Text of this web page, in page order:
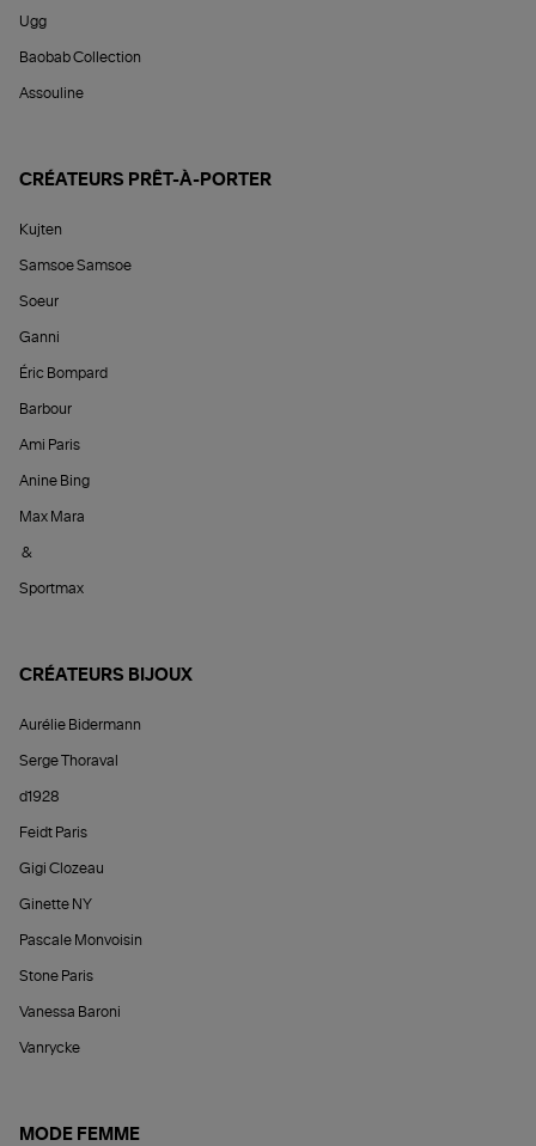
Ugg
Baobab Collection
Assouline
CRÉATEURS PRÊT-À-PORTER
Kujten
Samsoe Samsoe
Soeur
Ganni
Éric Bompard
Barbour
Ami Paris
Anine Bing
Max Mara
&
Sportmax
CRÉATEURS BIJOUX
Aurélie Bidermann
Serge Thoraval
d1928
Feidt Paris
Gigi Clozeau
Ginette NY
Pascale Monvoisin
Stone Paris
Vanessa Baroni
Vanrycke
MODE FEMME